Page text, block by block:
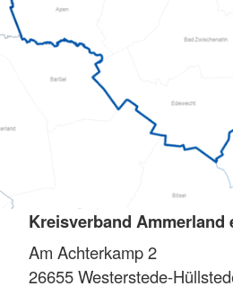
Kreisverband Ammerland
Am Achterkamp 2
26655Westerstede-